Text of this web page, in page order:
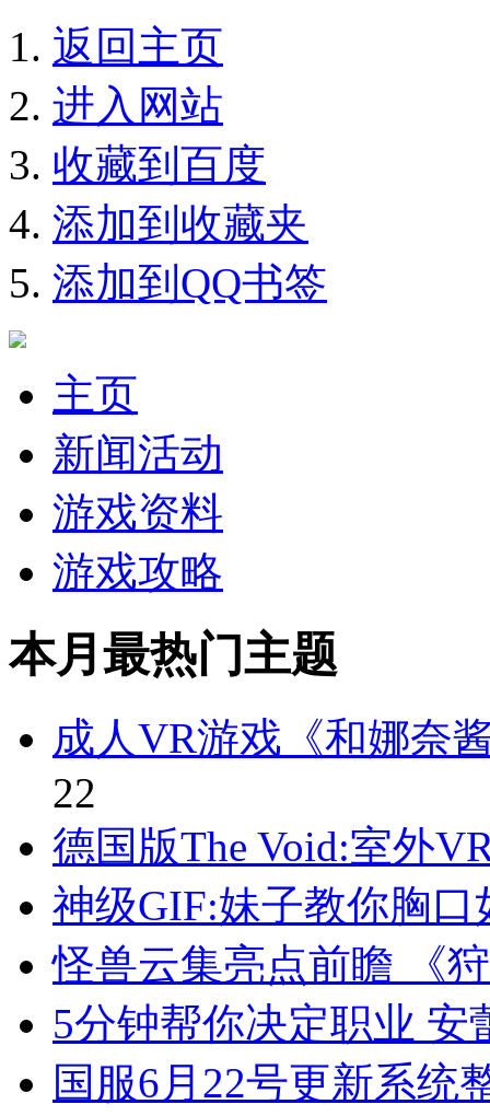
返回主页
进入网站
收藏到百度
添加到收藏夹
添加到QQ书签
主页
新闻活动
游戏资料
游戏攻略
本月最热门主题
成人VR游戏《和娜奈
22
德国版The Void:室外
神级GIF:妹子教你胸
怪兽云集亮点前瞻 《
5分钟帮你决定职业
国服6月22号更新系统